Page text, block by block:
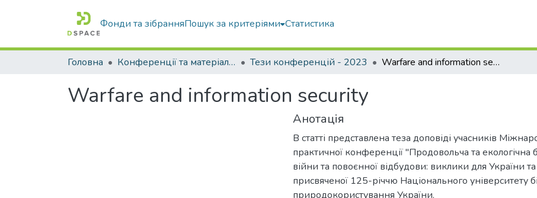
Фонди та зібранняПошук за критеріями Статистика
Головна Конференції та матеріали конференцій Тези конференцій - 2023 Warfare and information security
Warfare and information security
Анотація
В статті представлена теза доповіді учасників
практичної конференції "Продовольча та екологічна
війни та повоєнної відбудови: виклики для України та
присвяченої 125-річчю Національного університету
природокористування України.